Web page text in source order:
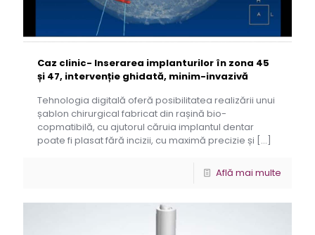
Caz clinic- Inserarea implanturilor în zona 45
și 47, intervenție ghidată, minim-invazivă
Tehnologia digitală oferă posibilitatea realizării unui
șablon chirurgical fabricat din rașină bio-
copmatibilă, cu ajutorul căruia implantul dentar
poate fi plasat fără incizii, cu maximă precizie și […]
Află mai multe